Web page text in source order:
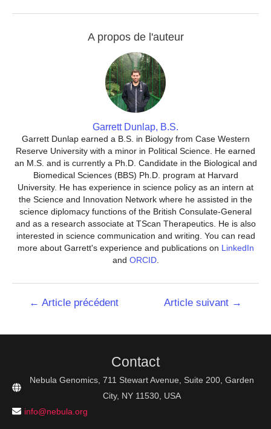
A propos de l'auteur
Garrett Dunlap, B.S.
Garrett Dunlap earned a B.S. in Biology from Case Western
Reserve University with a minor in Political Science. He earned
an M.S. and is currently a Ph.D. Candidate in the Biological and
Biomedical Sciences (BBS) Ph.D. program at Harvard
University. He has experience in science policy as an intern at
the Science and Innovation Network where he assisted in the
science diplomacy functions of the British Consulate-General
and as a research associate at TScan Therapeutics. He is also
interested in science communication and writing. You can read
more about Garrett's experience and publications on LinkedIn
and ORCID.
Navigation
← Article précédent Article suivant →
Contact
Nebula Genomics, 711 Stewart Avenue, Suite 200, Garden
City, NY 11530, USA
info@nebula.org